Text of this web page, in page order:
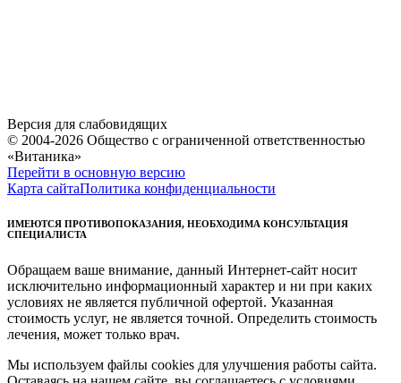
Версия для слабовидящих
© 2004-2026 Общество с ограниченной ответственностью
«Витаника»
Перейти в основную версию
Карта сайтаПолитика конфиденциальности
ИМЕЮТСЯ ПРОТИВОПОКАЗАНИЯ, НЕОБХОДИМА КОНСУЛЬТАЦИЯ
СПЕЦИАЛИСТА
Обращаем ваше внимание, данный Интернет-сайт носит
исключительно информационный характер и ни при каких
условиях не является публичной офертой. Указанная
стоимость услуг, не является точной. Определить стоимость
лечения, может только врач.
Мы используем файлы cookies для улучшения работы сайта.